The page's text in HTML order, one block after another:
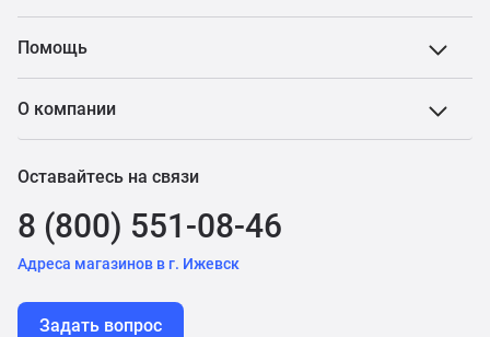
Помощь
О компании
Оставайтесь на связи
8 (800) 551-08-46
Адреса магазинов в г. Ижевск
Задать вопрос